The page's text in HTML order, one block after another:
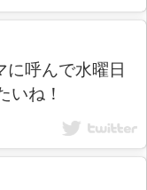
呼んで水曜日
いね！